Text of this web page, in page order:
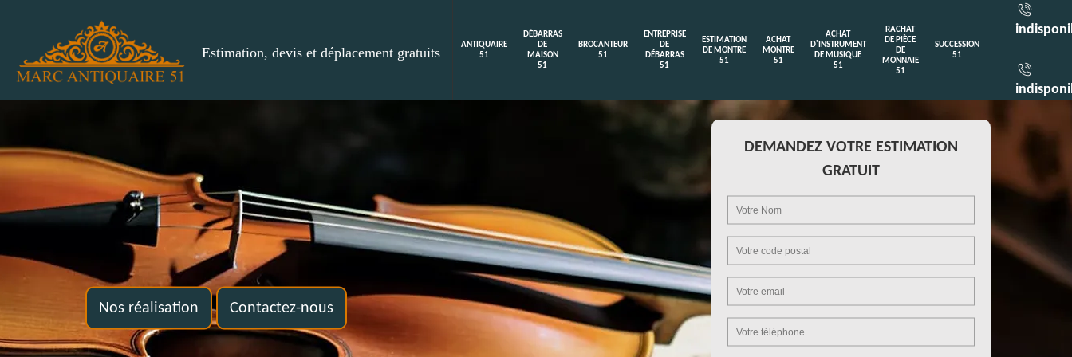
Estimation, devis et déplacement gratuits
ANTIQUAIRE
51
DÉBARRAS
DE
MAISON
51
BROCANTEUR
51
ENTREPRISE
DE
DÉBARRAS
51
ESTIMATION
DE MONTRE
51
ACHAT
MONTRE
51
ACHAT
D'INSTRUMENT
DE MUSIQUE
51
RACHAT
DE PIÈCE
DE
MONNAIE
51
SUCCESSION
51
Nos réalisation Contactez-nous
DEMANDEZ VOTRE ESTIMATION
GRATUIT